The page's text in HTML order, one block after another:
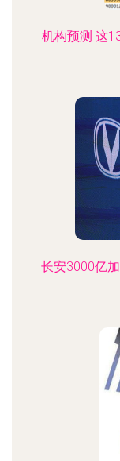
机构预测 这
长安3000亿